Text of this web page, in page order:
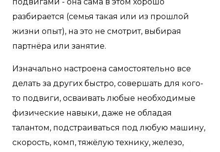
разбирается (семья такая или из прошлой
жизни опыт), на это не смотрит, выбирая
партнёра или занятие.
Изначально настроена самостоятельно все
делать за других быстро, совершать для кого-
то подвиги, осваивать любые необходимые
физические навыки, даже не обладая
талантом, подстраиваться под любую машину,
скорость, комп, тяжёлую технику, железо,